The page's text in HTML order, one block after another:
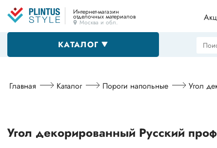
Интернет-магазин
отделочных материалов
Москва и обл.
КАТАЛОГ
Напольные плинтусы
Главная Каталог Пороги напольные Угол
Угол декорированный Русский